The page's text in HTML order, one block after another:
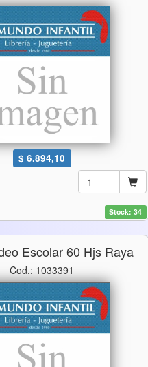
$ 6.894,10
Stock: 34
Escolar 60 Hjs Raya
Cod.: 1033391